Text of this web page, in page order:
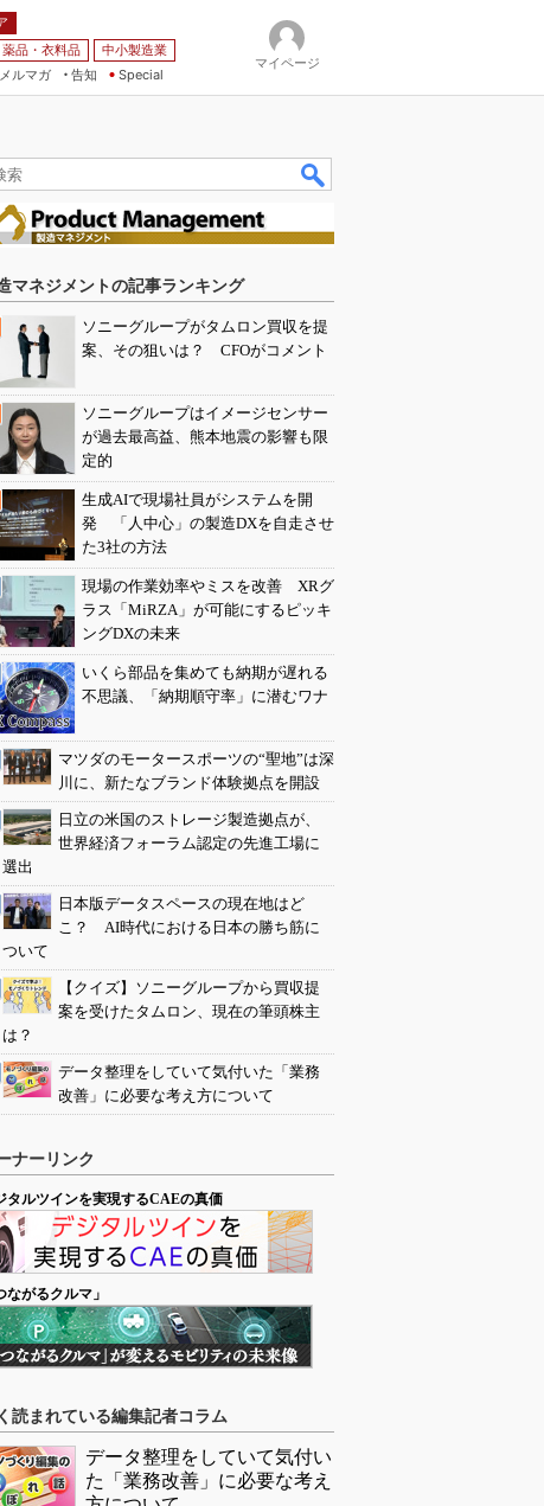
品・衣料品
中小製造業
メルマガ
告知 Special
マイページ
マネジメントの記事ランキング
ソニーグループがタムロン買収を提
案、その狙いは？ CFOがコメント
ソニーグループはイメージセンサー
が過去最高益、熊本地震の影響も限
定的
生成AIで現場社員がシステムを開
発 「人中心」の製造DXを自走させ
た3社の方法
現場の作業効率やミスを改善 XRグ
ラス「MiRZA」が可能にするピッキ
ングDXの未来
いくら部品を集めても納期が遅れる
不思議、「納期順守率」に潜むワナ
マツダのモータースポーツの“聖地”は深
川に、新たなブランド体験拠点を開設
日立の米国のストレージ製造拠点が、
世界経済フォーラム認定の先進工場に
選出
日本版データスペースの現在地はど
こ？ AI時代における日本の勝ち筋に
ついて
【クイズ】ソニーグループから買収提
案を受けたタムロン、現在の筆頭株主
は？
データ整理をしていて気付いた「業務
改善」に必要な考え方について
ナーリンク
タルツインを実現するCAEの真価
ながるクルマ」
読まれている編集記者コラム
データ整理をしていて気付い
た「業務改善」に必要な考え